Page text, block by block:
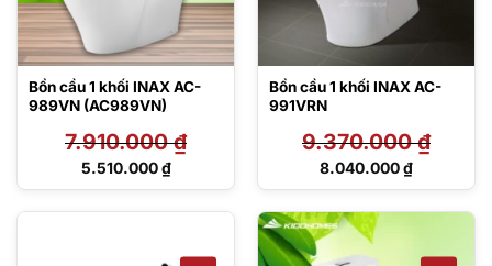
Bồn cầu 1 khối INAX AC-
989VN (AC989VN)
7.910.000₫
Giá
7.910.000 ₫.
5.510.000₫
Giá
5.510.000 ₫.
Bồn cầu 1 khối INAX AC-
991VRN
9.370.000₫
Giá
9.370.000 ₫.
8.040.000₫
Giá
tại
là:
8.040.000 ₫.